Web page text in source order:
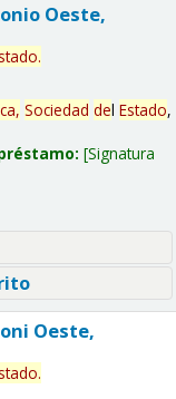
Oeste,
.
Sociedad del Estado,
Signatura
Oeste,
.